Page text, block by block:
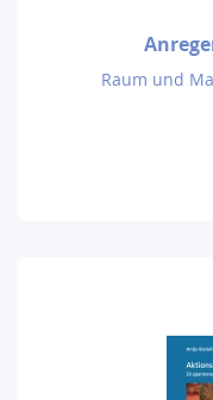
Raum und